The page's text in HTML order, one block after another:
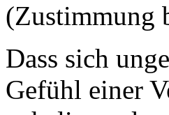
(Zustimmung
Dass sich
Gefühl einer